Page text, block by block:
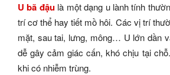
U bã đậulà một dạng u lành tính
trí cơ thể hay tiết mồ hôi. Các vị trí
mặt, sau tai, lưng, mông… U lớn dần
dễ gây cảm giác cấn, khó chịu tại
khi có nhiễm trùng.